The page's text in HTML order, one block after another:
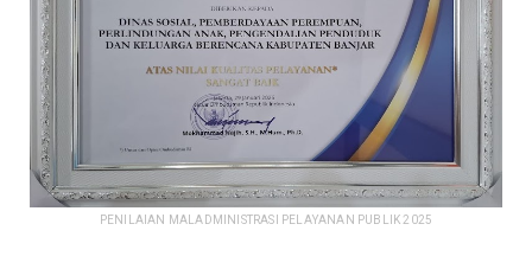
PENILAIAN MALADMINISTRASI PELAYANAN PUBLIK 2025